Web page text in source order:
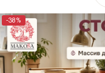
-38%